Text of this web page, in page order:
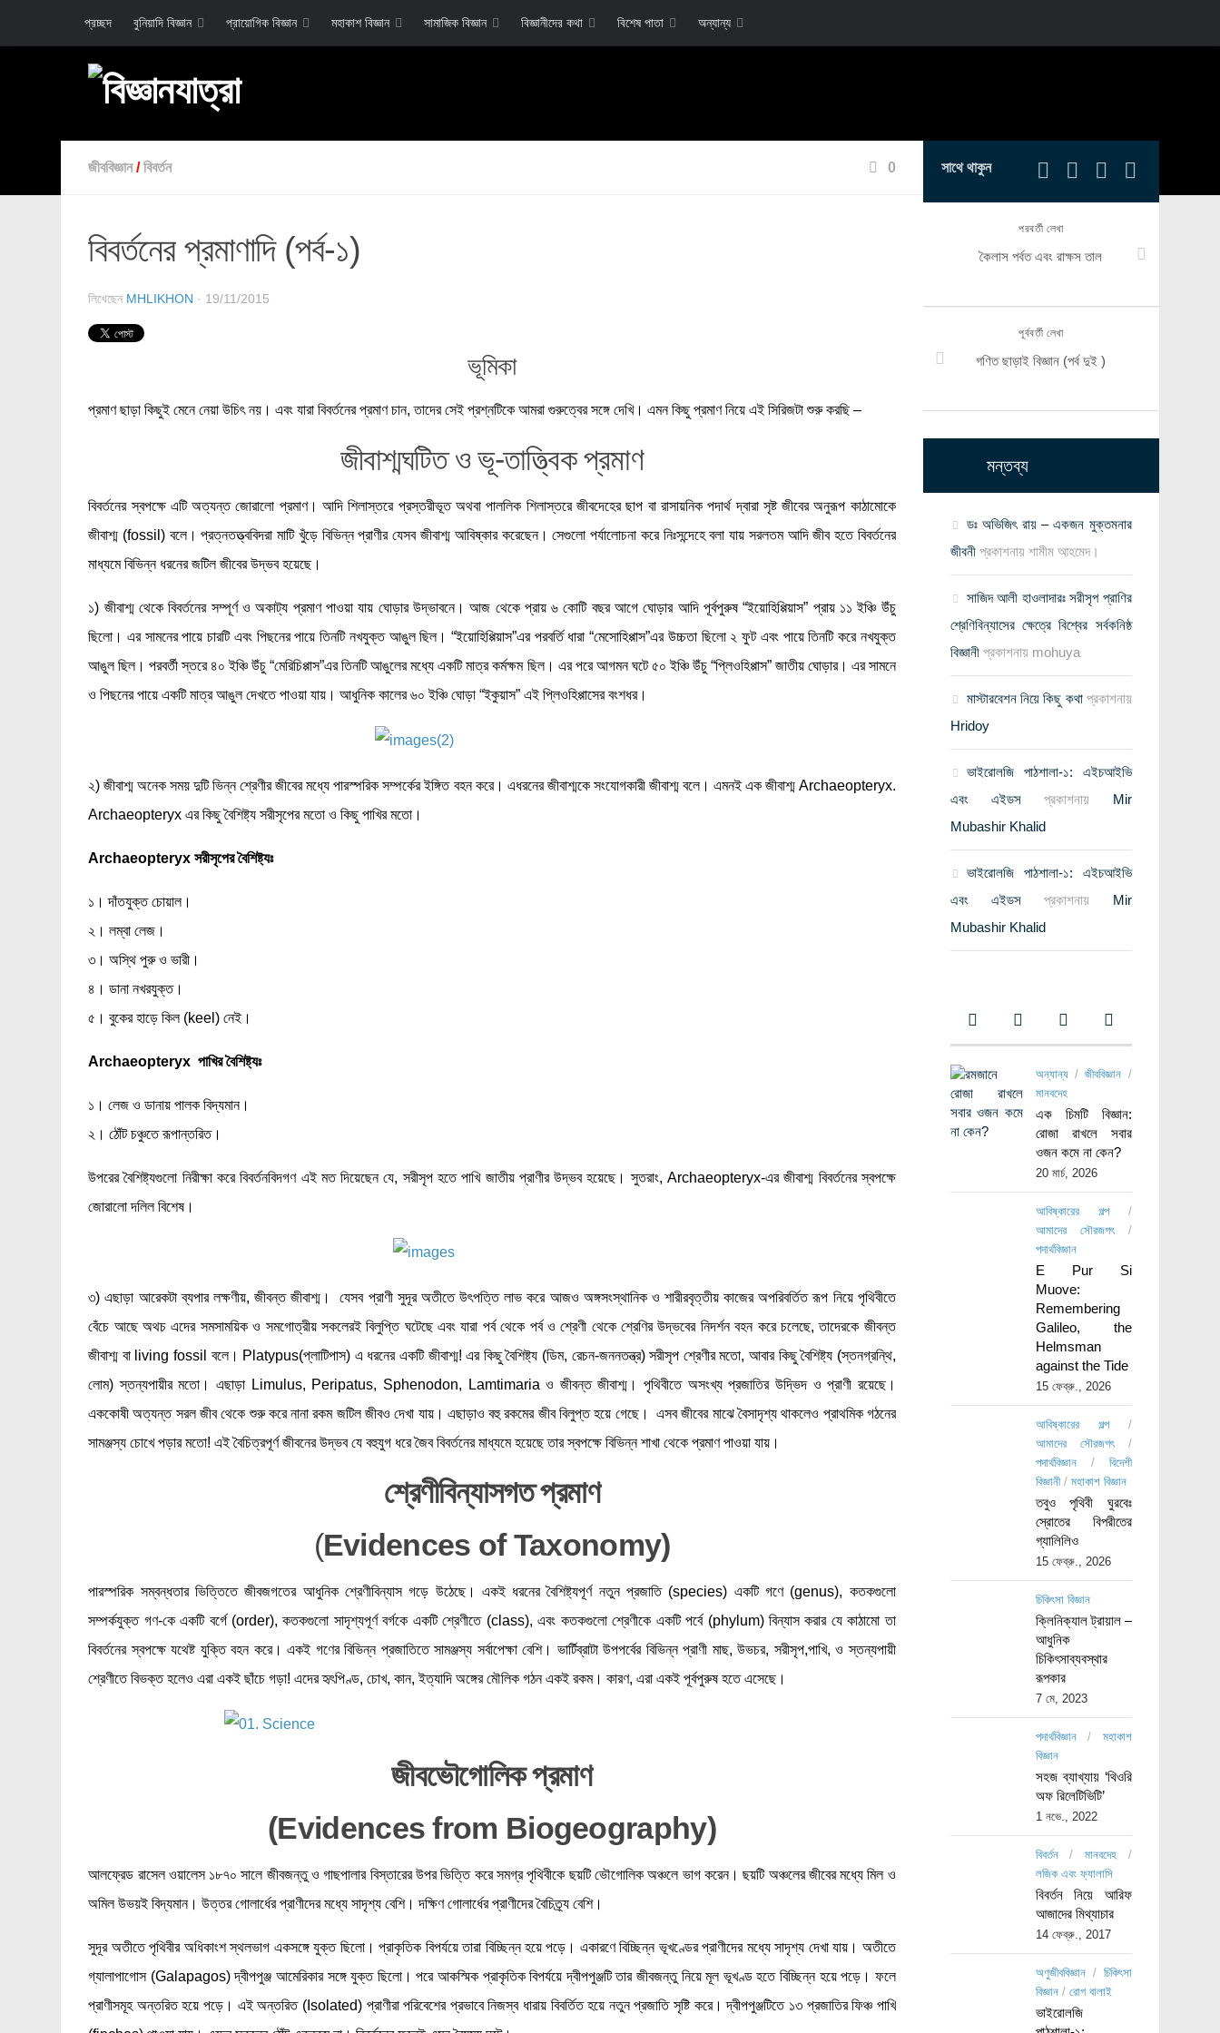
প্রচ্ছদ বুনিয়াদি বিজ্ঞান প্রায়োগিক বিজ্ঞান মহাকাশ বিজ্ঞান সামাজিক বিজ্ঞান বিজ্ঞানীদের কথা বিশেষ পাতা অন্যান্য
জীববিজ্ঞান / বিবর্তন 0
বিবর্তনের প্রমাণাদি (পর্ব-১)
লিখেছেন MHLIKHON · 19/11/2015
ভূমিকা
প্রমাণ ছাড়া কিছুই মেনে নেয়া উচিৎ নয়। এবং যারা বিবর্তনের প্রমাণ চান, তাদের সেই প্রশ্নটিকে আমরা গুরুত্বের সঙ্গে দেখি। এমন কিছু প্রমাণ নিয়ে এই সিরিজটা শুরু করছি –
জীবাশ্মঘটিত ও ভূ-তাত্ত্বিক প্রমাণ
বিবর্তনের স্বপক্ষে এটি অত্যন্ত জোরালো প্রমাণ। আদি শিলাস্তরে প্রস্তরীভূত অথবা পাললিক শিলাস্তরে জীবদেহের ছাপ বা রাসায়নিক পদার্থ দ্বারা সৃষ্ট জীবের অনুরূপ কাঠামোকে
জীবাশ্ম (fossil) বলে। প্রত্নতত্ত্ববিদরা মাটি খুঁড়ে বিভিন্ন প্রাণীর যেসব জীবাশ্ম আবিষ্কার করেছেন। সেগুলো পর্যালোচনা করে নিঃসন্দেহে বলা যায় সরলতম আদি জীব হতে বিবর্তনের
মাধ্যমে বিভিন্ন ধরনের জটিল জীবের উদ্ভব হয়েছে।
১) জীবাশ্ম থেকে বিবর্তনের সম্পূর্ণ ও অকাট্য প্রমাণ পাওয়া যায় ঘোড়ার উদ্ভাবনে। আজ থেকে প্রায় ৬ কোটি বছর আগে ঘোড়ার আদি পূর্বপুরুষ “ইয়োহিপ্পিয়াস” প্রায় ১১ ইঞ্চি উঁচু
ছিলো। এর সামনের পায়ে চারটি এবং পিছনের পায়ে তিনটি নখযুক্ত আঙুল ছিল। “ইয়োহিপ্পিয়াস”এর পরবর্তি ধারা “মেসোহিপ্পাস”এর উচ্চতা ছিলো ২ ফুট এবং পায়ে তিনটি করে নখযুক্ত
আঙুল ছিল। পরবর্তী স্তরে ৪০ ইঞ্চি উঁচু “মেরিচিপ্পাস”এর তিনটি আঙুলের মধ্যে একটি মাত্র কর্মক্ষম ছিল। এর পরে আগমন ঘটে ৫০ ইঞ্চি উঁচু “প্লিওহিপ্পাস” জাতীয় ঘোড়ার। এর সামনে
ও পিছনের পায়ে একটি মাত্র আঙুল দেখতে পাওয়া যায়। আধুনিক কালের ৬০ ইঞ্চি ঘোড়া “ইকুয়াস” এই প্লিওহিপ্পাসের বংশধর।
২) জীবাশ্ম অনেক সময় দুটি ভিন্ন শ্রেণীর জীবের মধ্যে পারস্পরিক সম্পর্কের ইঙ্গিত বহন করে। এধরনের জীবাশ্মকে সংযোগকারী জীবাশ্ম বলে। এমনই এক জীবাশ্ম Archaeopteryx.
Archaeopteryx এর কিছু বৈশিষ্ট্য সরীসৃপের মতো ও কিছু পাখির মতো।
Archaeopteryx সরীসৃপের বৈশিষ্ট্যঃ
১। দাঁতযুক্ত চোয়াল।
২। লম্বা লেজ।
৩। অস্থি পুরু ও ভারী।
৪। ডানা নখরযুক্ত।
৫। বুকের হাড়ে কিল (keel) নেই।
Archaeopteryx পাখির বৈশিষ্ট্যঃ
১। লেজ ও ডানায় পালক বিদ্যমান।
২। ঠোঁট চঞ্চুতে রূপান্তরিত।
উপরের বৈশিষ্ট্যগুলো নিরীক্ষা করে বিবর্তনবিদগণ এই মত দিয়েছেন যে, সরীসৃপ হতে পাখি জাতীয় প্রাণীর উদ্ভব হয়েছে। সুতরাং, Archaeopteryx-এর জীবাশ্ম বিবর্তনের স্বপক্ষে
জোরালো দলিল বিশেষ।
৩) এছাড়া আরেকটা ব্যপার লক্ষণীয়, জীবন্ত জীবাশ্ম। যেসব প্রাণী সুদূর অতীতে উৎপত্তি লাভ করে আজও অঙ্গসংস্থানিক ও শারীরবৃত্তীয় কাজের অপরিবর্তিত রূপ নিয়ে পৃথিবীতে
বেঁচে আছে অথচ এদের সমসাময়িক ও সমগোত্রীয় সকলেরই বিলুপ্তি ঘটেছে এবং যারা পর্ব থেকে পর্ব ও শ্রেণী থেকে শ্রেণির উদ্ভবের নিদর্শন বহন করে চলেছে, তাদেরকে জীবন্ত
জীবাশ্ম বা living fossil বলে। Platypus(প্লাটিপাস) এ ধরনের একটি জীবাশ্ম! এর কিছু বৈশিষ্ট্য (ডিম, রেচন-জননতন্ত্র) সরীসৃপ শ্রেণীর মতো, আবার কিছু বৈশিষ্ট্য (স্তনগ্রন্থি,
লোম) স্তন্যপায়ীর মতো। এছাড়া Limulus, Peripatus, Sphenodon, Lamtimaria ও জীবন্ত জীবাশ্ম। পৃথিবীতে অসংখ্য প্রজাতির উদ্ভিদ ও প্রাণী রয়েছে।
এককোষী অত্যন্ত সরল জীব থেকে শুরু করে নানা রকম জটিল জীবও দেখা যায়। এছাড়াও বহু রকমের জীব বিলুপ্ত হয়ে গেছে। এসব জীবের মাঝে বৈসাদৃশ্য থাকলেও প্রাথমিক গঠনের
সামঞ্জস্য চোখে পড়ার মতো! এই বৈচিত্রপূর্ণ জীবনের উদ্ভব যে বহুযুগ ধরে জৈব বিবর্তনের মাধ্যমে হয়েছে তার স্বপক্ষে বিভিন্ন শাখা থেকে প্রমাণ পাওয়া যায়।
শ্রেণীবিন্যাসগত প্রমাণ
(Evidences of Taxonomy)
পারস্পরিক সম্বন্ধতার ভিত্তিতে জীবজগতের আধুনিক শ্রেণীবিন্যাস গড়ে উঠেছে। একই ধরনের বৈশিষ্ট্যপূর্ণ নতুন প্রজাতি (species) একটি গণে (genus), কতকগুলো
সম্পর্কযুক্ত গণ-কে একটি বর্গে (order), কতকগুলো সাদৃশ্যপূর্ণ বর্গকে একটি শ্রেণীতে (class), এবং কতকগুলো শ্রেণীকে একটি পর্বে (phylum) বিন্যাস করার যে কাঠামো তা
বিবর্তনের স্বপক্ষে যথেষ্ট যুক্তি বহন করে। একই গণের বিভিন্ন প্রজাতিতে সামঞ্জস্য সর্বাপেক্ষা বেশি। ভার্টিব্রাটা উপপর্বের বিভিন্ন প্রাণী মাছ, উভচর, সরীসৃপ,পাখি, ও স্তন্যপায়ী
শ্রেণীতে বিভক্ত হলেও এরা একই ছাঁচে গড়া! এদের হৃৎপিণ্ড, চোখ, কান, ইত্যাদি অঙ্গের মৌলিক গঠন একই রকম। কারণ, এরা একই পূর্বপুরুষ হতে এসেছে।
জীবভৌগোলিক প্রমাণ
(Evidences from Biogeography)
আলফ্রেড রাসেল ওয়ালেস ১৮৭০ সালে জীবজন্তু ও গাছপালার বিস্তারের উপর ভিত্তি করে সমগ্র পৃথিবীকে ছয়টি ভৌগোলিক অঞ্চলে ভাগ করেন। ছয়টি অঞ্চলের জীবের মধ্যে মিল ও
অমিল উভয়ই বিদ্যমান। উত্তর গোলার্ধের প্রাণীদের মধ্যে সাদৃশ্য বেশি। দক্ষিণ গোলার্ধের প্রাণীদের বৈচিত্র্য বেশি।
সুদূর অতীতে পৃথিবীর অধিকাংশ স্থলভাগ একসঙ্গে যুক্ত ছিলো। প্রাকৃতিক বিপর্যয়ে তারা বিচ্ছিন্ন হয়ে পড়ে। একারণে বিচ্ছিন্ন ভূখণ্ডের প্রাণীদের মধ্যে সাদৃশ্য দেখা যায়। অতীতে
গ্যালাপাগোস (Galapagos) দ্বীপপুঞ্জ আমেরিকার সঙ্গে যুক্ত ছিলো। পরে আকস্মিক প্রাকৃতিক বিপর্যয়ে দ্বীপপুঞ্জটি তার জীবজন্তু নিয়ে মূল ভূখণ্ড হতে বিচ্ছিন্ন হয়ে পড়ে। ফলে
প্রাণীসমূহ অন্তরিত হয়ে পড়ে। এই অন্তরিত (Isolated) প্রাণীরা পরিবেশের প্রভাবে নিজস্ব ধারায় বিবর্তিত হয়ে নতুন প্রজাতি সৃষ্টি করে। দ্বীপপুঞ্জটিতে ১৩ প্রজাতির ফিঞ্চ পাখি
সাথে থাকুন
পরবর্তী লেখা
কৈলাস পর্বত এবং রাক্ষস তাল
পূর্ববর্তী লেখা
গণিত ছাড়াই বিজ্ঞান (পর্ব দুই )
মন্তব্য
ডঃ অভিজিৎ রায় – একজন মুক্তমনার
জীবনীপ্রকাশনায় শামীম আহমেদ।
সাজিদ আলী হাওলাদারঃ সরীসৃপ প্রাণির
শ্রেণিবিন্যাসের ক্ষেত্রে বিশ্বের সর্বকনিষ্ঠ
বিজ্ঞানীপ্রকাশনায় mohuya
মাস্টারবেশন নিয়ে কিছু কথাপ্রকাশনায়
Hridoy
ভাইরোলজি পাঠশালা-১: এইচআইভি
এবং এইডস প্রকাশনায় Mir
Mubashir Khalid
ভাইরোলজি পাঠশালা-১: এইচআইভি
এবং এইডস প্রকাশনায় Mir
Mubashir Khalid
অন্যান্য/জীববিজ্ঞান /
মানবদেহ
এক চিমটি বিজ্ঞান:
রোজা রাখলে সবার
ওজন কমে না কেন?
20 মার্চ, 2026
আবিষ্কারের গল্প/
আমাদের সৌরজগৎ/
পদার্থবিজ্ঞান
E Pur Si
Muove:
Remembering
Galileo, the
Helmsman
against the Tide
15 ফেব্রু., 2026
আবিষ্কারের গল্প/
আমাদের সৌরজগৎ/
পদার্থবিজ্ঞান/ বিদেশী
বিজ্ঞানী/ মহাকাশ বিজ্ঞান
তবুও পৃথিবী ঘুরবেঃ
স্রোতের বিপরীতের
গ্যালিলিও
15 ফেব্রু., 2026
চিকিৎসা বিজ্ঞান
ক্লিনিক্যাল ট্রায়াল –
আধুনিক
চিকিৎসাব্যবস্থার
রূপকার
7 মে, 2023
পদার্থবিজ্ঞান/ মহাকাশ
বিজ্ঞান
সহজ ব্যাখ্যায় ‘থিওরি
অফ রিলেটিভিটি’
1 নভে., 2022
বিবর্তন/মানবদেহ /
লজিক এবং ফ্যালাসি
বিবর্তন নিয়ে আরিফ
আজাদের মিথ্যাচার
14 ফেব্রু., 2017
অণুজীববিজ্ঞান/ চিকিৎসা
বিজ্ঞান/ রোগ বালাই
ভাইরোলজি